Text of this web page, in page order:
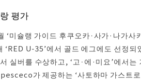
평가
‘미슐랭 가이드 후쿠오카·사가·나가사
‘RED U-35’에서 골드 에그에도 선정
실버를 수상하고, ‘고·에·미요’에서
가 제공하는 ‘사토하마 가스트